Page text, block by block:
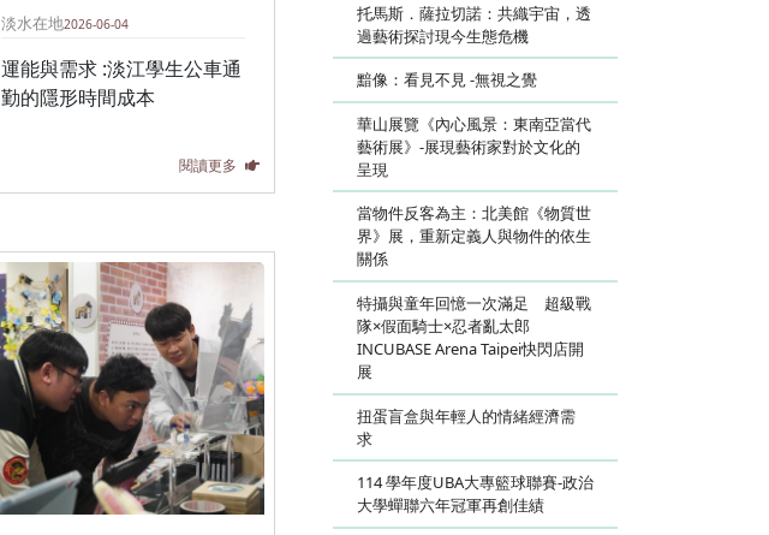
淡水在地2026-06-04
運能與需求 :淡江學生公車通
勤的隱形時間成本
閱讀更多
托馬斯．薩拉切諾：共織宇宙，透
過藝術探討現今生態危機
黯像：看見不見 -無視之覺
華山展覽《內心風景：東南亞當代
藝術展》-展現藝術家對於文化的
呈現
當物件反客為主：北美館《物質世
界》展，重新定義人與物件的依生
關係
特攝與童年回憶一次滿足 超級戰
隊×假面騎士×忍者亂太郎
INCUBASE Arena Taipei快閃店開
展
扭蛋盲盒與年輕人的情緒經濟需
求
114 學年度UBA大專籃球聯賽-政治
大學蟬聯六年冠軍再創佳績